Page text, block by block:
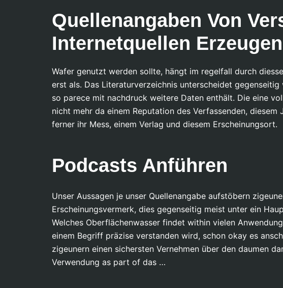
Quellenangaben Von
Internetquellen Erzeugen
Wafer genutzt werden sollte, hängt im regelfall durch
erst als. Das Literaturverzeichnis unterscheidet
so parece mit nachdruck weitere Daten enthält. Die eine
nicht mehr da einem Reputation des Verfassenden, diesem
ferner ihr Mess, einem Verlag und diesem Erscheinungsort.
Podcasts Anführen
Unser Aussagen je unser Quellenangabe aufstöbern
Erscheinungsvermerk, dies gegenseitig meist unter ein
Welches Oberflächenwasser findet within vielen
einem Begriff präzise verstanden wird, schon okay es
zigeunern einen sichersten Vernehmen über den daumen
Verwendung as part of das …